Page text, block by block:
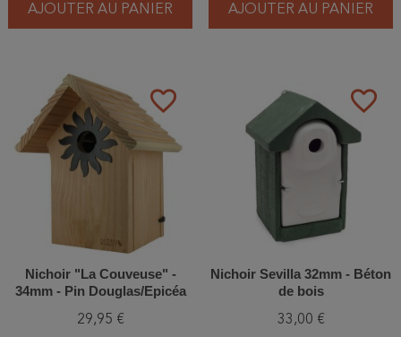
AJOUTER AU PANIER AJOUTER AU PANIER
favorite_border
Nichoir "La Couveuse" -
34mm - Pin Douglas/Epicéa
29,95 €
favorite_border
Nichoir Sevilla 32mm - Béton
de bois
33,00 €